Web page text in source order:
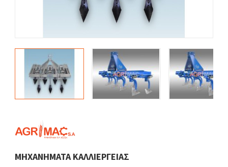
ΜΗΧΑΝΉΜΑΤΑ ΚΑΛΛΙΈΡΓΕΙΑΣ